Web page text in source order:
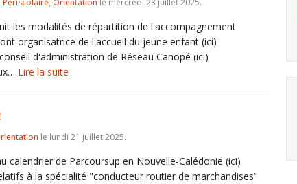
Périscolaire, Orientation le mercredi 23 juillet 2025.
les modalités de répartition de l'accompagnement
organisatrice de l'accueil du jeune enfant (ici)
d'administration de Réseau Canopé (ici)
Lire la suite
le lundi 21 juillet 2025.
calendrier de Parcoursup en Nouvelle-Calédonie (ici)
à la spécialité "conducteur routier de marchandises"